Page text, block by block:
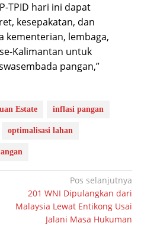
TPID hari ini dapat
kesepakatan, dan
kementerian, lembaga,
Kalimantan untuk
pangan,”
Estate inflasi pangan
optimalisasi lahan
Pos selanjutnya
201 WNI Dipulangkan dari
Malaysia Lewat Entikong Usai
Jalani Masa Hukuman